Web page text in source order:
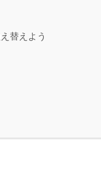
替えよう